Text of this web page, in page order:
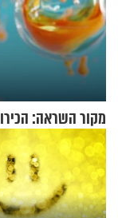
מקור השראה: